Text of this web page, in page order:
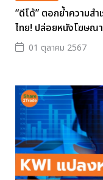
“ดีโด้” ตอกย้ำความส
ไทย! ปล่อยหนังโฆษณ
01 ตุลาคม 2567